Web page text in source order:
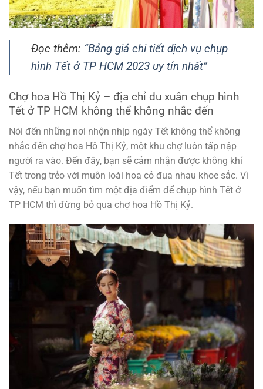
Đọc thêm: “Bảng giá chi tiết dịch vụ chụp
hình Tết ở TP HCM 2023 uy tín nhất”
Chợ hoa Hồ Thị Kỷ – địa chỉ du xuân chụp hình
Tết ở TP HCM không thể không nhắc đến
Nói đến những nơi nhộn nhịp ngày Tết không thể không
nhắc đến chợ hoa Hồ Thị Kỷ, một khu chợ luôn tấp nập
người ra vào. Đến đây, bạn sẽ cảm nhận được không khí
Tết trong trẻo với muôn loài hoa cỏ đua nhau khoe sắc. Vì
vậy, nếu bạn muốn tìm một địa điểm để chụp hình Tết ở
TP HCM thì đừng bỏ qua chợ hoa Hồ Thị Kỷ.